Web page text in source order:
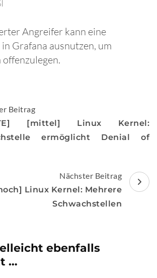
Angreifer kann eine
Grafana ausnutzen, um
Beitrag
[mittel] Linux Kernel:
ermöglicht Denial of
Nächster Beitrag
Linux Kernel: Mehrere
Schwachstellen
ebenfalls
…